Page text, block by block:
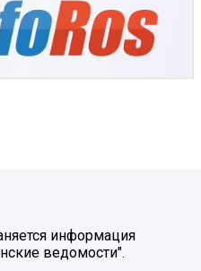
информация
ведомости".